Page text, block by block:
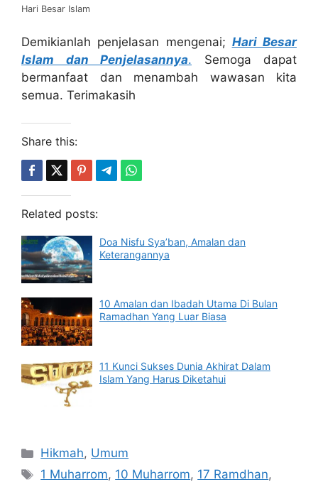
Hari Besar Islam
Demikianlah penjelasan mengenai; Hari Besar
Islam dan Penjelasannya. Semoga dapat
bermanfaat dan menambah wawasan kita
semua. Terimakasih
Share this:
Related posts:
Doa Nisfu Sya’ban, Amalan dan
Keterangannya
10 Amalan dan Ibadah Utama Di Bulan
Ramadhan Yang Luar Biasa
11 Kunci Sukses Dunia Akhirat Dalam
Islam Yang Harus Diketahui
Categories
Hikmah, Umum
Tags
1 Muharrom, 10 Muharrom, 17 Ramdhan,